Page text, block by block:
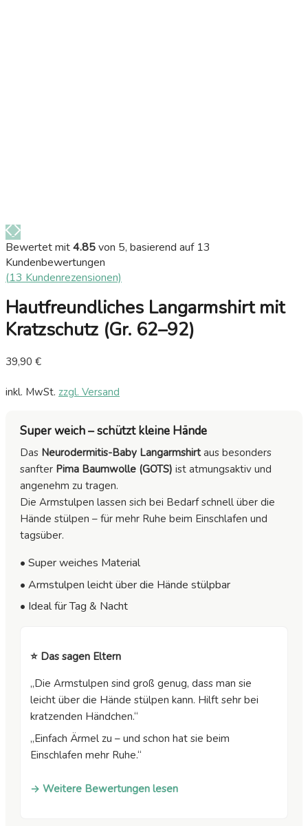
Bewertet mit4.85von 5, basierend auf 13
Kundenbewertungen
(13 Kundenrezensionen)
Hautfreundliches Langarmshirt mit
Kratzschutz (Gr. 62–92)
39,90 €
inkl. MwSt. zzgl. Versand
Super weich – schützt kleine Hände
Das Neurodermitis-Baby Langarmshirtaus besonders
sanfter Pima Baumwolle (GOTS) ist atmungsaktiv und
angenehm zu tragen.
Die Armstulpen lassen sich bei Bedarf schnell über die
Hände stülpen – für mehr Ruhe beim Einschlafen und
tagsüber.
• Super weiches Material
• Armstulpen leicht über die Hände stülpbar
• Ideal für Tag & Nacht
⭐ Das sagen Eltern
„Die Armstulpen sind groß genug, dass man sie
leicht über die Hände stülpen kann. Hilft sehr bei
kratzenden Händchen.“
„Einfach Ärmel zu – und schon hat sie beim
Einschlafen mehr Ruhe.“
→ Weitere Bewertungen lesen